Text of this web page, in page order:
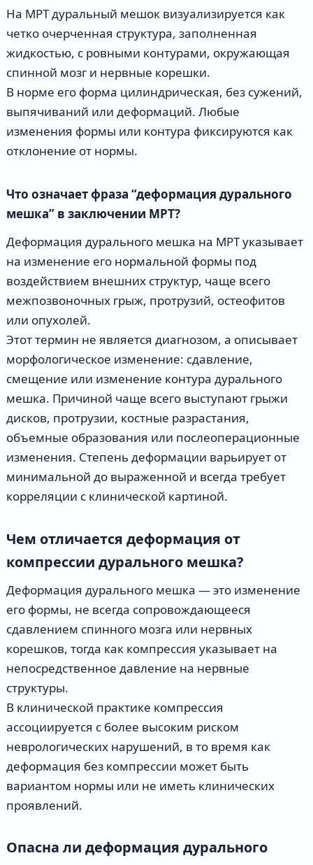
На МРТ дуральный мешок визуализируется как
четко очерченная структура, заполненная
жидкостью, с ровными контурами, окружающая
спинной мозг и нервные корешки.
В норме его форма цилиндрическая, без сужений,
выпячиваний или деформаций. Любые
изменения формы или контура фиксируются как
отклонение от нормы.
Что означает фраза “деформация дурального
мешка” в заключении МРТ?
Деформация дурального мешка на МРТ указывает
на изменение его нормальной формы под
воздействием внешних структур, чаще всего
межпозвоночных грыж, протрузий, остеофитов
или опухолей.
Этот термин не является диагнозом, а описывает
морфологическое изменение: сдавление,
смещение или изменение контура дурального
мешка. Причиной чаще всего выступают грыжи
дисков, протрузии, костные разрастания,
объемные образования или послеоперационные
изменения. Степень деформации варьирует от
минимальной до выраженной и всегда требует
корреляции с клинической картиной.
Чем отличается деформация от
компрессии дурального мешка?
Деформация дурального мешка — это изменение
его формы, не всегда сопровождающееся
сдавлением спинного мозга или нервных
корешков, тогда как компрессия указывает на
непосредственное давление на нервные
структуры.
В клинической практике компрессия
ассоциируется с более высоким риском
неврологических нарушений, в то время как
деформация без компрессии может быть
вариантом нормы или не иметь клинических
проявлений.
Опасна ли деформация дурального